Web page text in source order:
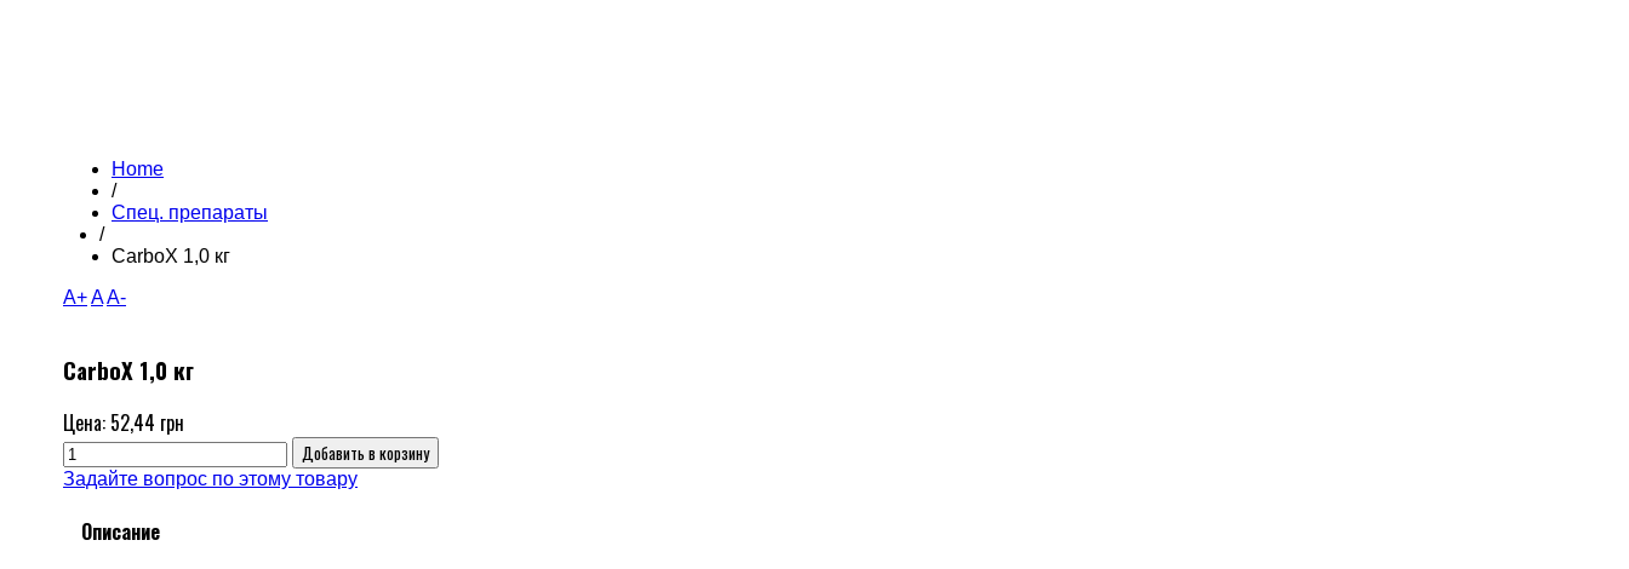
Home
/
Спец. препараты
/
CarboX 1,0 кг
A+AA-
CarboX 1,0 кг
Цена: 52,44 грн
Задайте вопрос по этому товару
Описание